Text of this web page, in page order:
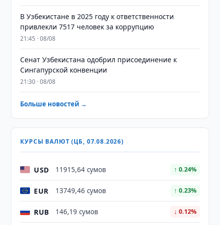
В Узбекистане в 2025 году к ответственности
привлекли 7517 человек за коррупцию
21:45 · 08/08
Сенат Узбекистана одобрил присоединение к
Сингапурской конвенции
21:30 · 08/08
Больше новостей →
КУРСЫ ВАЛЮТ (ЦБ, 07.08.2026)
USD 11915,64 сумов ↑ 0.24%
EUR 13749,46 сумов ↑ 0.23%
RUB 146,19 сумов ↓ 0.12%